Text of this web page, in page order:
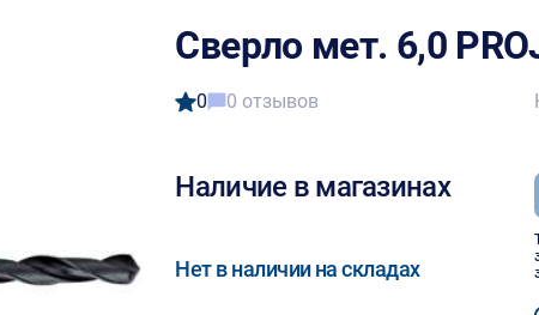
Сверло мет. 6,0
0 0 отзывов
Наличие в магазинах
Нет в наличии на складах